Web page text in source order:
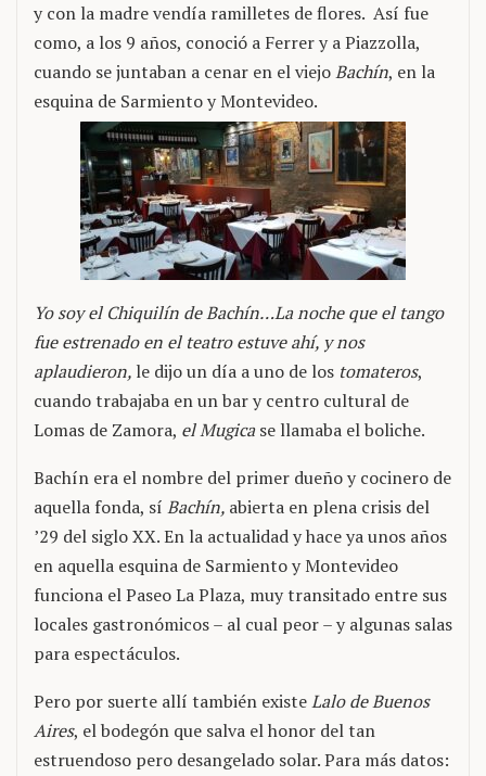
y con la madre vendía ramilletes de flores. Así fue
como, a los 9 años, conoció a Ferrer y a Piazzolla,
cuando se juntaban a cenar en el viejoBachín, en la
esquina de Sarmiento y Montevideo.
Yo soy el Chiquilín de Bachín…La noche que el tango
fue estrenado en el teatro estuve ahí, y nos
aplaudieron, le dijo un día a uno de los tomateros,
cuando trabajaba en un bar y centro cultural de
Lomas de Zamora, el Mugicase llamaba el boliche.
Bachín era el nombre del primer dueño y cocinero de
aquella fonda, sí Bachín, abierta en plena crisis del
’29 del siglo XX. En la actualidad y hace ya unos años
en aquella esquina de Sarmiento y Montevideo
funciona el Paseo La Plaza, muy transitado entre sus
locales gastronómicos – al cual peor – y algunas salas
para espectáculos.
Pero por suerte allí también existeLalo de Buenos
Aires, el bodegón que salva el honor del tan
estruendoso pero desangelado solar. Para más datos: